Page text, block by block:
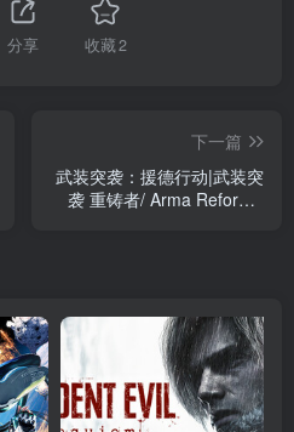
分享 收藏2
下一篇
武装突袭：援德行动|武装突
袭 重铸者/ Arma Reforger